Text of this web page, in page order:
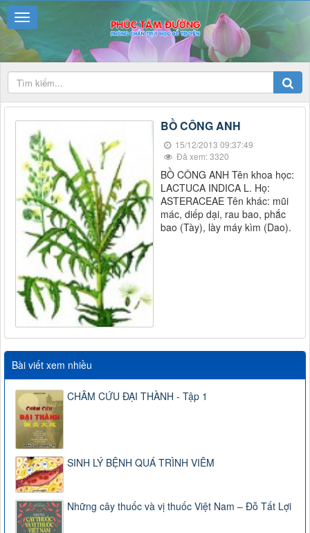
BỒ CÔNG ANH
15/12/2013 09:37:49
Đã xem: 3320
BỒ CÔNG ANH Tên khoa học:
LACTUCA INDICA L. Họ:
ASTERACEAE Tên khác: mũi
mác, diếp dại, rau bao, phắc
bao (Tày), lày máy kìm (Dao).
Bài viết xem nhiều
CHÂM CỨU ĐẠI THÀNH - Tập 1
SINH LÝ BỆNH QUÁ TRÌNH VIÊM
Những cây thuốc và vị thuốc Việt Nam – Đỗ Tất Lợi